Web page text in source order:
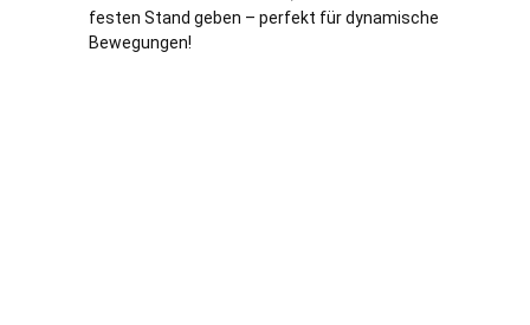
festen Stand geben – perfekt für dynamische
Bewegungen!